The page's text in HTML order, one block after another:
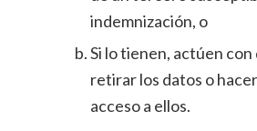
indemnización, o
Si lo tienen, actúen
retirar los datos o
acceso a ellos.